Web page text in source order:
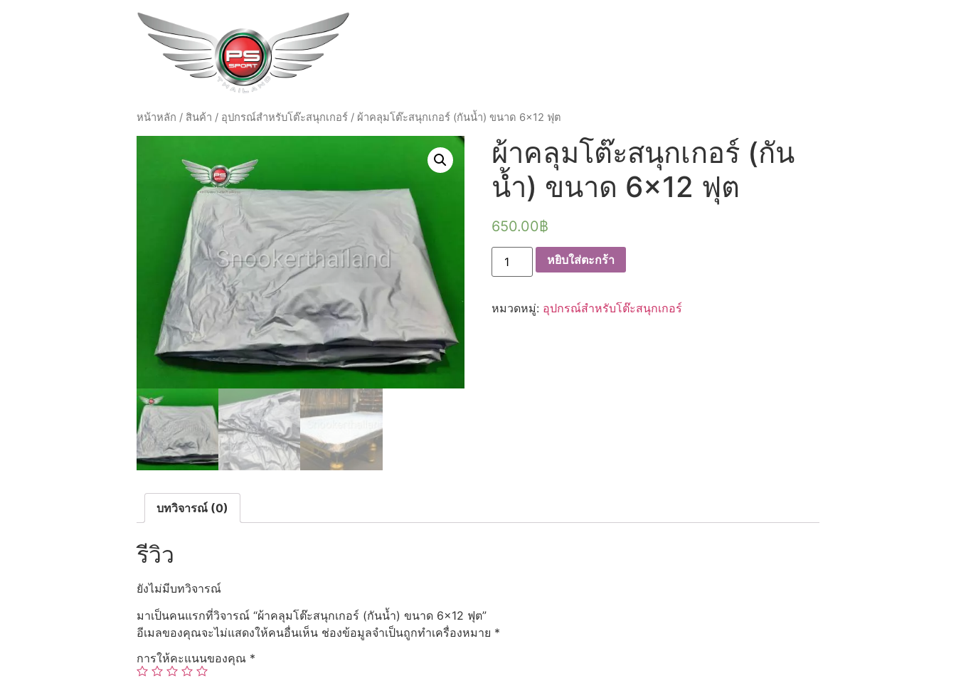
หน้าหลัก / สินค้า / อุปกรณ์สำหรับโต๊ะสนุกเกอร์ / ผ้าคลุมโต๊ะสนุกเกอร์ (กันน้ำ) ขนาด 6×12 ฟุต
ผ้าคลุมโต๊ะสนุกเกอร์ (กัน
น้ำ) ขนาด 6×12 ฟุต
650.00฿
จำนวน
คลุม
(กัน
หยิบใส่ตะกร้า
หมวดหมู่: อุปกรณ์สำหรับโต๊ะสนุกเกอร์
บทวิจารณ์ (0)
รีวิว
ยังไม่มีบทวิจารณ์
มาเป็นคนแรกที่วิจารณ์ “ผ้าคลุมโต๊ะสนุกเกอร์ (กันน้ำ) ขนาด 6×12 ฟุต”
อีเมลของคุณจะไม่แสดงให้คนอื่นเห็น ช่องข้อมูลจำเป็นถูกทำเครื่องหมาย *
การให้คะแนนของคุณ *